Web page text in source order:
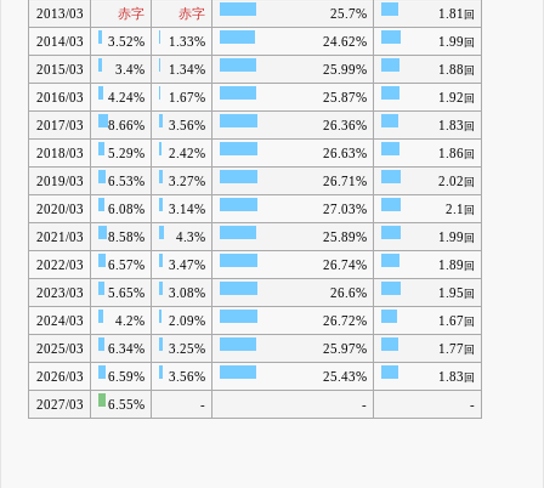
2013/03 赤字 赤字 25.7% 1.81 回
2014/03 3.52% 1.33% 24.62% 1.99 回
2015/03 3.4% 1.34% 25.99% 1.88 回
2016/03 4.24% 1.67% 25.87% 1.92 回
2017/03 8.66% 3.56% 26.36% 1.83 回
2018/03 5.29% 2.42% 26.63% 1.86回
2019/03 6.53% 3.27% 26.71% 2.02 回
2020/03 6.08% 3.14% 27.03% 2.1 回
2021/03 8.58% 4.3% 25.89% 1.99 回
2022/03 6.57% 3.47% 26.74% 1.89 回
2023/03 5.65% 3.08% 26.6% 1.95 回
2024/03 4.2% 2.09% 26.72% 1.67回
2025/03 6.34% 3.25% 25.97% 1.77回
2026/03 6.59% 3.56% 25.43% 1.83 回
2027/03 6.55% - - -